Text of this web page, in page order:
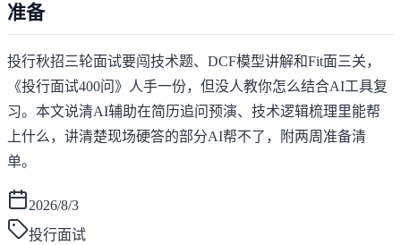
准备
投行秋招三轮面试要闯技术题、DCF模型讲解和Fit面三关，
《投行面试400问》人手一份，但没人教你怎么结合AI工具复
习。本文说清AI辅助在简历追问预演、技术逻辑梳理里能帮
上什么，讲清楚现场硬答的部分AI帮不了，附两周准备清
单。
2026/8/3
投行面试